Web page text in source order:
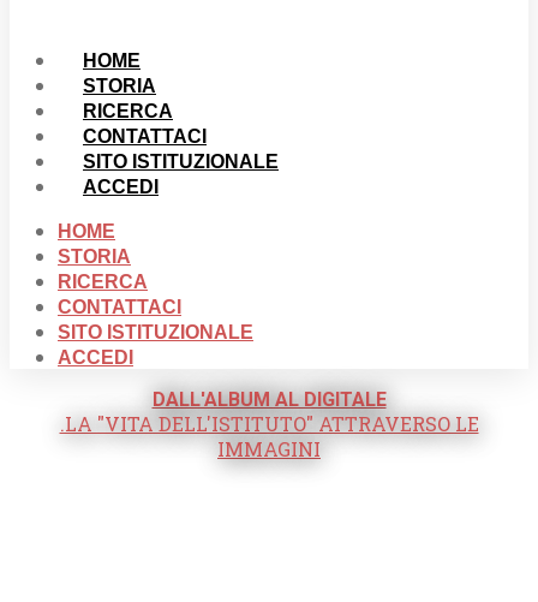
HOME
STORIA
RICERCA
CONTATTACI
SITO ISTITUZIONALE
ACCEDI
HOME
STORIA
RICERCA
CONTATTACI
SITO ISTITUZIONALE
ACCEDI
DALL'ALBUM AL DIGITALE
.LA "VITA DELL'ISTITUTO" ATTRAVERSO LE
IMMAGINI